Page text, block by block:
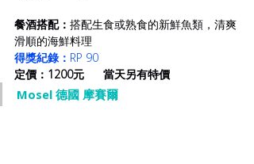
餐酒搭配： 搭配生食或熟食的新鮮魚類，清爽
滑順的海鮮料理
得獎紀錄： RP 90
定價：1200元      當天另有特價
Mosel 德國 摩賽爾